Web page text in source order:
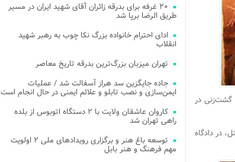
گشت‌زنی در
فردا به اتهام قتل، در دادگاه
۲۰ غرفه برای بدرقه زائران آقای شهید ایران در مسیر
طریق الرضا برپا شد
ادای احترام خانواده بزرگ نکا چوب به رهبر شهید
انقلاب
تهران میزبان بزرگ‌ترین بدرقه تاریخ معاصر
جاده جایگزین سد هراز آسفالت شد / عملیات
ایمن‌سازی و نصب تابلو و علائم ایمنی در حال انجام است
کاروان عاشقان ولایت با ۲ دستگاه اتوبوس از بلده
راهی تهران شد
توسعه باغ هنر و برگزاری رویدادهای ملی ۲ اولویت
مهم فرهنگ و هنر بابل